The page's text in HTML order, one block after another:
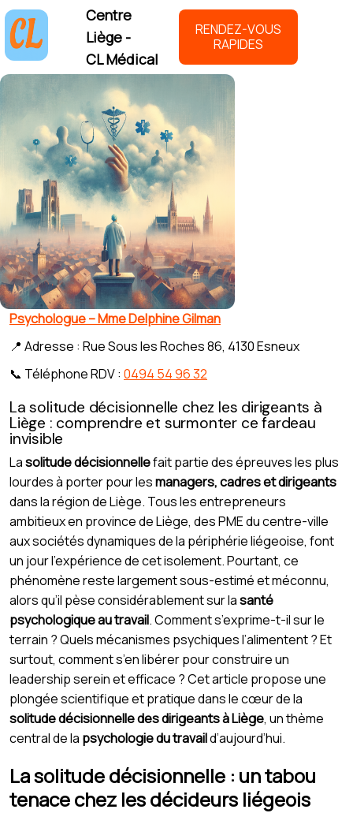
Centre
Liège -
CL Médical
RENDEZ-VOUS
RAPIDES
Psychologue – Mme Delphine Gilman
📍 Adresse : Rue Sous les Roches 86, 4130 Esneux
📞 Téléphone RDV : 0494 54 96 32
La solitude décisionnelle chez les dirigeants à
Liège : comprendre et surmonter ce fardeau
invisible
Lasolitude décisionnellefait partie des épreuves les plus
lourdes à porter pour lesmanagers, cadres et dirigeants
dans la région de Liège. Tous les entrepreneurs
ambitieux en province de Liège, des PME du centre-ville
aux sociétés dynamiques de la périphérie liégeoise, font
un jour l’expérience de cet isolement. Pourtant, ce
phénomène reste largement sous-estimé et méconnu,
alors qu’il pèse considérablement sur lasanté
psychologique au travail. Comment s’exprime-t-il sur le
terrain ? Quels mécanismes psychiques l’alimentent ? Et
surtout, comment s’en libérer pour construire un
leadership serein et efficace ? Cet article propose une
plongée scientifique et pratique dans le cœur de la
solitude décisionnelle des dirigeants à Liège, un thème
central de la psychologie du travaild’aujourd’hui.
La solitude décisionnelle : un tabou
tenace chez les décideurs liégeois